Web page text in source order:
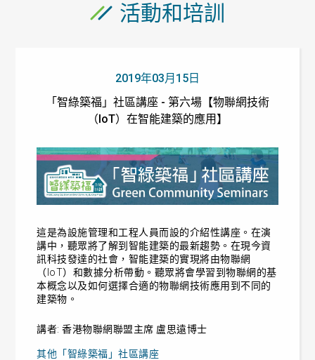
活動和培訓
2019年03月15日
「智綠築福」社區講座 - 第六場【物聯網技術
（IoT）在智能建築的應用】
這是為設施管理和工程人員而設的介紹性講座。在演
講中，聽眾將了解到智能建築的最新趨勢。在現今資
訊科技發達的社會，智能建築的實現將由物聯網
（IoT）和數據分析帶動。聽眾將會學習到物聯網的基
本概念以及如何選擇合適的物聯網技術應用到不同的
建築物。
講者: 香港物聯網聯盟主席 盧思遠博士
其他「智綠築福」社區講座